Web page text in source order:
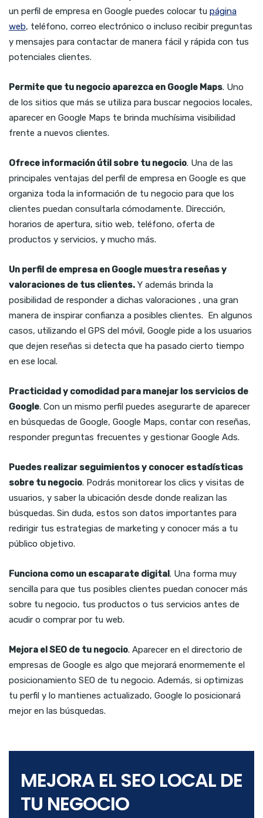
un perfil de empresa en Google puedes colocar tu página
web, teléfono, correo electrónico o incluso recibir preguntas
y mensajes para contactar de manera fácil y rápida con tus
potenciales clientes.
Permite que tu negocio aparezca en Google Maps. Uno
de los sitios que más se utiliza para buscar negocios locales,
aparecer en Google Maps te brinda muchísima visibilidad
frente a nuevos clientes.
Ofrece información útil sobre tu negocio. Una de las
principales ventajas del perfil de empresa en Google es que
organiza toda la información de tu negocio para que los
clientes puedan consultarla cómodamente. Dirección,
horarios de apertura, sitio web, teléfono, oferta de
productos y servicios, y mucho más.
Un perfil de empresa en Google muestra reseñas y
valoraciones de tus clientes. Y además brinda la
posibilidad de responder a dichas valoraciones , una gran
manera de inspirar confianza a posibles clientes. En algunos
casos, utilizando el GPS del móvil, Google pide a los usuarios
que dejen reseñas si detecta que ha pasado cierto tiempo
en ese local.
Practicidad y comodidad para manejar los servicios de
Google. Con un mismo perfil puedes asegurarte de aparecer
en búsquedas de Google, Google Maps, contar con reseñas,
responder preguntas frecuentes y gestionar Google Ads.
Puedes realizar seguimientos y conocer estadísticas
sobre tu negocio. Podrás monitorear los clics y visitas de
usuarios, y saber la ubicación desde donde realizan las
búsquedas. Sin duda, estos son datos importantes para
redirigir tus estrategias de marketing y conocer más a tu
público objetivo.
Funciona como un escaparate digital. Una forma muy
sencilla para que tus posibles clientes puedan conocer más
sobre tu negocio, tus productos o tus servicios antes de
acudir o comprar por tu web.
Mejora el SEO de tu negocio. Aparecer en el directorio de
empresas de Google es algo que mejorará enormemente el
posicionamiento SEO de tu negocio. Además, si optimizas
tu perfil y lo mantienes actualizado, Google lo posicionará
mejor en las búsquedas.
MEJORA EL SEO LOCAL DE
TU NEGOCIO